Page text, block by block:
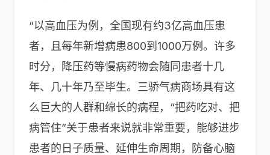
“以高血压为例，全国现有约3亿高血压患
者，且每年新增病患800到1000万例。许多
时分，降压药等慢病药物会随同患者十几
年、几十年乃至毕生。三骄气病商场具有这
么巨大的人群和绵长的病程，“把药吃对、把
病管住”关于患者来说就非常重要，能够进步
患者的日子质量、延伸生命周期，防备心脑